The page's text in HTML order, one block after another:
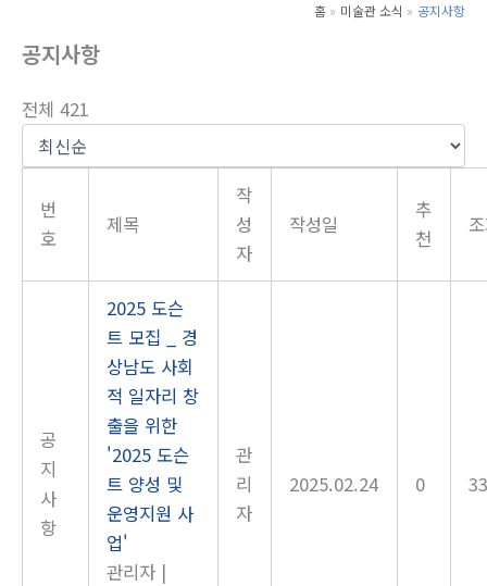
홈 미술관 소식 공지사항
공지사항
전체 421
번
호
제목
작
성
자
작성일
추
천
공
지
사
항
2025 도슨
트 모집 _ 경
상남도 사회
적 일자리 창
출을 위한
'2025 도슨
트 양성 및
운영지원 사
업'
관리자 |
관
리
자
2025.02.24 0